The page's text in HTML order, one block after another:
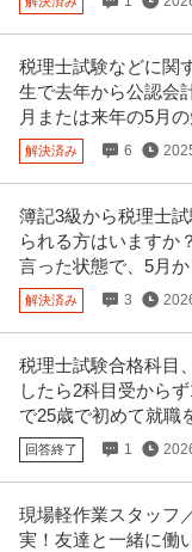
新着 年間休日110日以上
年収800万円〜1,000
【職種】人事＞労務・給
会員属性などに応じ、当
税理士試験などに関
生で去年から公認会
月または来年の5月
るつもりです。
解決済み 6
簿記3級から税理士
られる方はいますか
言った状態で、5月
解決済み 3
税理士試験合格科目
したら2科目受から
で25歳で初めて就職
回答終了 1
現場軽作業スタッフ
実！友達と一緒に働